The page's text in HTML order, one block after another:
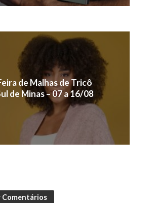
de Malhas de Tricô
de Minas – 07 a 16/08
Comentários